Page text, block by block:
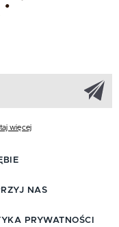
więcej
NAS
PRYWATNOŚCI